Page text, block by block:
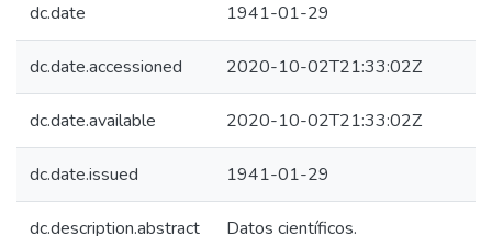
dc.date 1941-01-29
dc.date.accessioned 2020-10-02T21:33:02Z
dc.date.available 2020-10-02T21:33:02Z
dc.date.issued 1941-01-29
dc.description.abstract Datos científicos.